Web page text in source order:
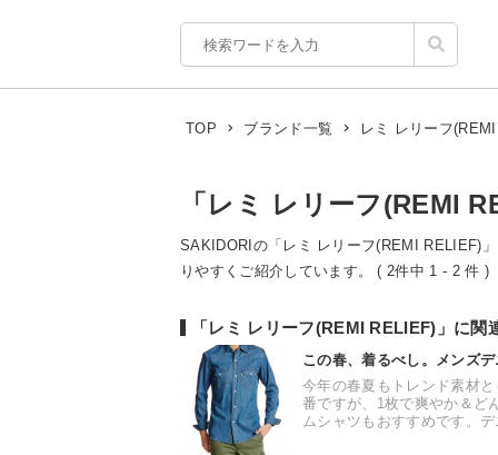
TOP ブランド一覧 レミ レリーフ
「レミ レリーフ(REMI
SAKIDORIの「レミ レリーフ(REMI RELIEF)
りやすくご紹介しています。 ( 2件中 1 - 2 件 )
「レミ レリーフ(REMI RELIEF)」に関
この春、着るべし。メンズ
今年の春夏もトレンド素材
番ですが、1枚で爽やか＆ど
ムシャツもおすすめです。